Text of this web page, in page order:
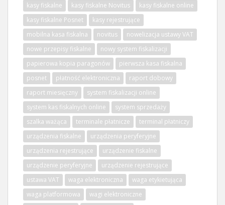
kasy fiskalne
kasy fiskalne Novitus
kasy fiskalne online
kasy fiskalne Posnet
kasy rejestrujące
mobilna kasa fiskalna
novitus
nowelizacja ustawy VAT
nowe przepisy fiskalne
nowy system fiskalizacji
papierowa kopia paragonów
pierwsza kasa fiskalna
posnet
płatność elektroniczna
raport dobowy
raport miesięczny
system fiskalizacji online
system kas fiskalnych online
system sprzedaży
szalka ważąca
terminale płatnicze
terminal płatniczy
urządzenia fiskalne
urządzenia peryferyjne
urządzenia rejestrujące
urządzenie fiskalne
urządzenie peryferyjne
urządzenie rejestrujące
ustawa VAT
waga elektroniczna
waga etykietująca
waga platformowa
wagi elektroniczne